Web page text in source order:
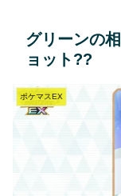
グリーンの
ョット??
ポケマスEX